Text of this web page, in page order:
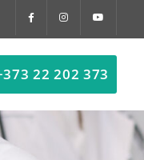
22 202 373